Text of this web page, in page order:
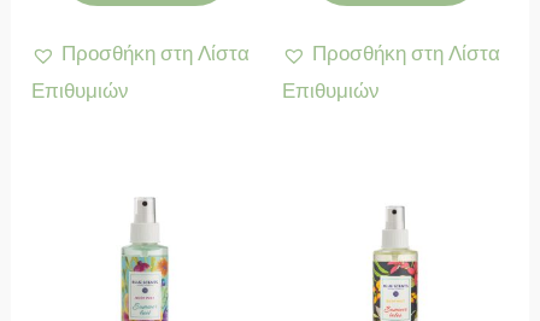
Προσθήκη στη Λίστα
Επιθυμιών
Προσθήκη στη Λίστα
Επιθυμιών